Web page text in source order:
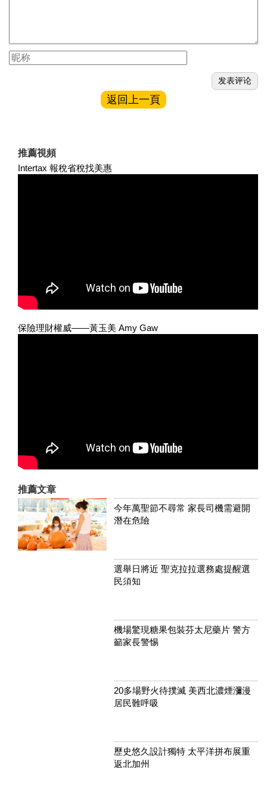
返回上一頁
推薦視頻
Intertax 報稅省稅找美惠
保險理財權威——黃玉美 Amy Gaw
推薦文章
今年萬聖節不尋常 家長司機需避開
潛在危險
選舉日將近 聖克拉拉選務處提醒選
民須知
機場驚現糖果包裝芬太尼藥片 警方
籲家長警惕
20多場野火待撲滅 美西北濃煙瀰漫
居民難呼吸
歷史悠久設計獨特 太平洋拼布展重
返北加州